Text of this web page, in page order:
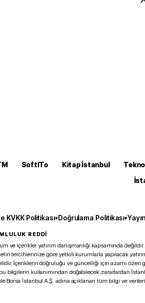
SoftITo Kitap İstanbul
KVKK Politikası•Doğrulama Politikası•
REDDİ
ve içerikler yatırım danışmanlığı kapsamında değildir.
tercihlerinize göre yetkili kurumlarla yapılacak
İçeriklerin doğruluğu ve güncelliği için azami özen
bilgilerin kullanımından doğabilecek zararlardan
Borsa İstanbul A.Ş. adına açıklanan tüm bilgi ve